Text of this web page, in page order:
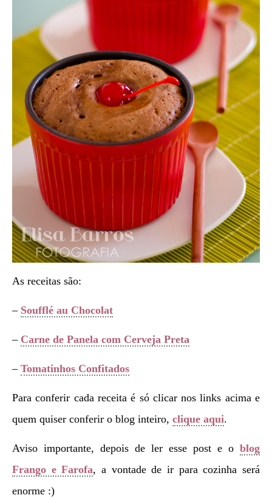
As receitas são:
– Soufflé au Chocolat
– Carne de Panela com Cerveja Preta
– Tomatinhos Confitados
Para conferir cada receita é só clicar nos links acima e
quem quiser conferir o blog inteiro, clique aqui.
Aviso importante, depois de ler esse post e o blog
Frango e Farofa, a vontade de ir para cozinha será
enorme :)